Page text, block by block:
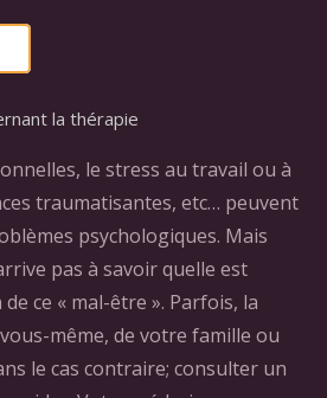
la thérapie
le stress au travail ou à
traumatisantes, etc… peuvent
psychologiques. Mais
pas à savoir quelle est
ce « mal-être ». Parfois, la
même, de votre famille ou
le cas contraire; consulter un